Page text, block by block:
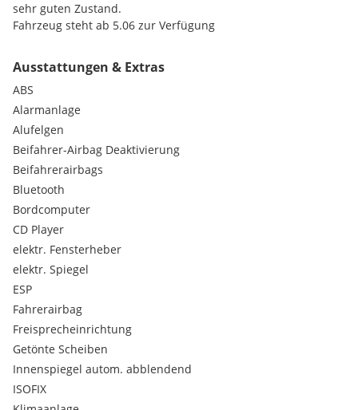
sehr guten Zustand.
Fahrzeug steht ab 5.06 zur Verfügung
Ausstattungen & Extras
ABS
Alarmanlage
Alufelgen
Beifahrer-Airbag Deaktivierung
Beifahrerairbags
Bluetooth
Bordcomputer
CD Player
elektr. Fensterheber
elektr. Spiegel
ESP
Fahrerairbag
Freisprecheinrichtung
Getönte Scheiben
Innenspiegel autom. abblendend
ISOFIX